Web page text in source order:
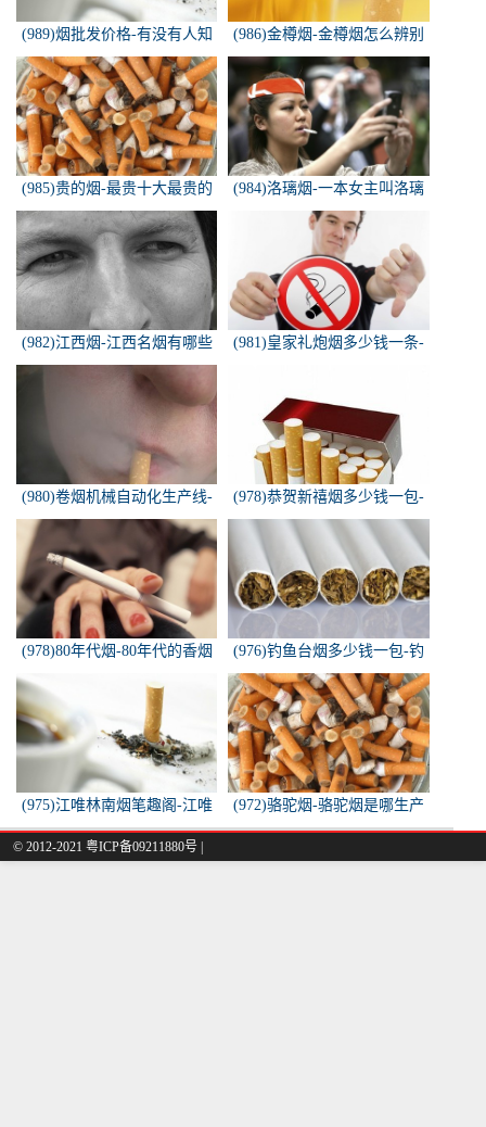
(989)烟批发价格-有没有人知
道，各种香烟批发价？
(986)金樽烟-金樽烟怎么辨别
真假
(985)贵的烟-最贵十大最贵的
香烟是什么
(984)洛璃烟-一本女主叫洛璃
烟的快穿小说，叫什么名字来
着？？？
(982)江西烟-江西名烟有哪些
(981)皇家礼炮烟多少钱一条-
(980)卷烟机械自动化生产线-
中国烟草机械集团
(978)恭贺新禧烟多少钱一包-
恭贺新禧香烟有细支的多少钱
一盒？
(978)80年代烟-80年代的香烟
(976)钓鱼台烟多少钱一包-钓
鱼台烟多少钱一包
(975)江唯林南烟笔趣阁-江唯
林南烟小说叫什么名字？
(972)骆驼烟-骆驼烟是哪生产
的
© 2012-2021 粤ICP备09211880号 |